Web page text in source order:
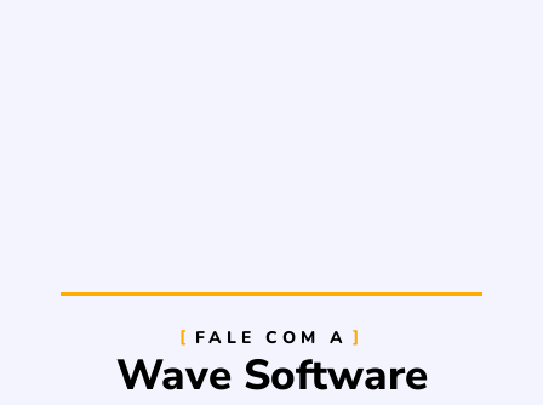
FALE COM A
Wave Software